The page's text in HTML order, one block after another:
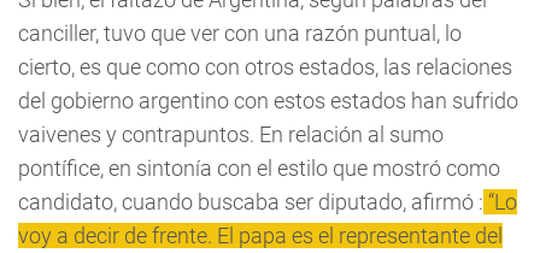
canciller, tuvo que ver con una razón puntual, lo
cierto, es que como con otros estados, las relaciones
del gobierno argentino con estos estados han sufrido
vaivenes y contrapuntos. En relación al sumo
pontífice, en sintonía con el estilo que mostró como
candidato, cuando buscaba ser diputado, afirmó : “Lo
voy a decir de frente. El papa es el representante del